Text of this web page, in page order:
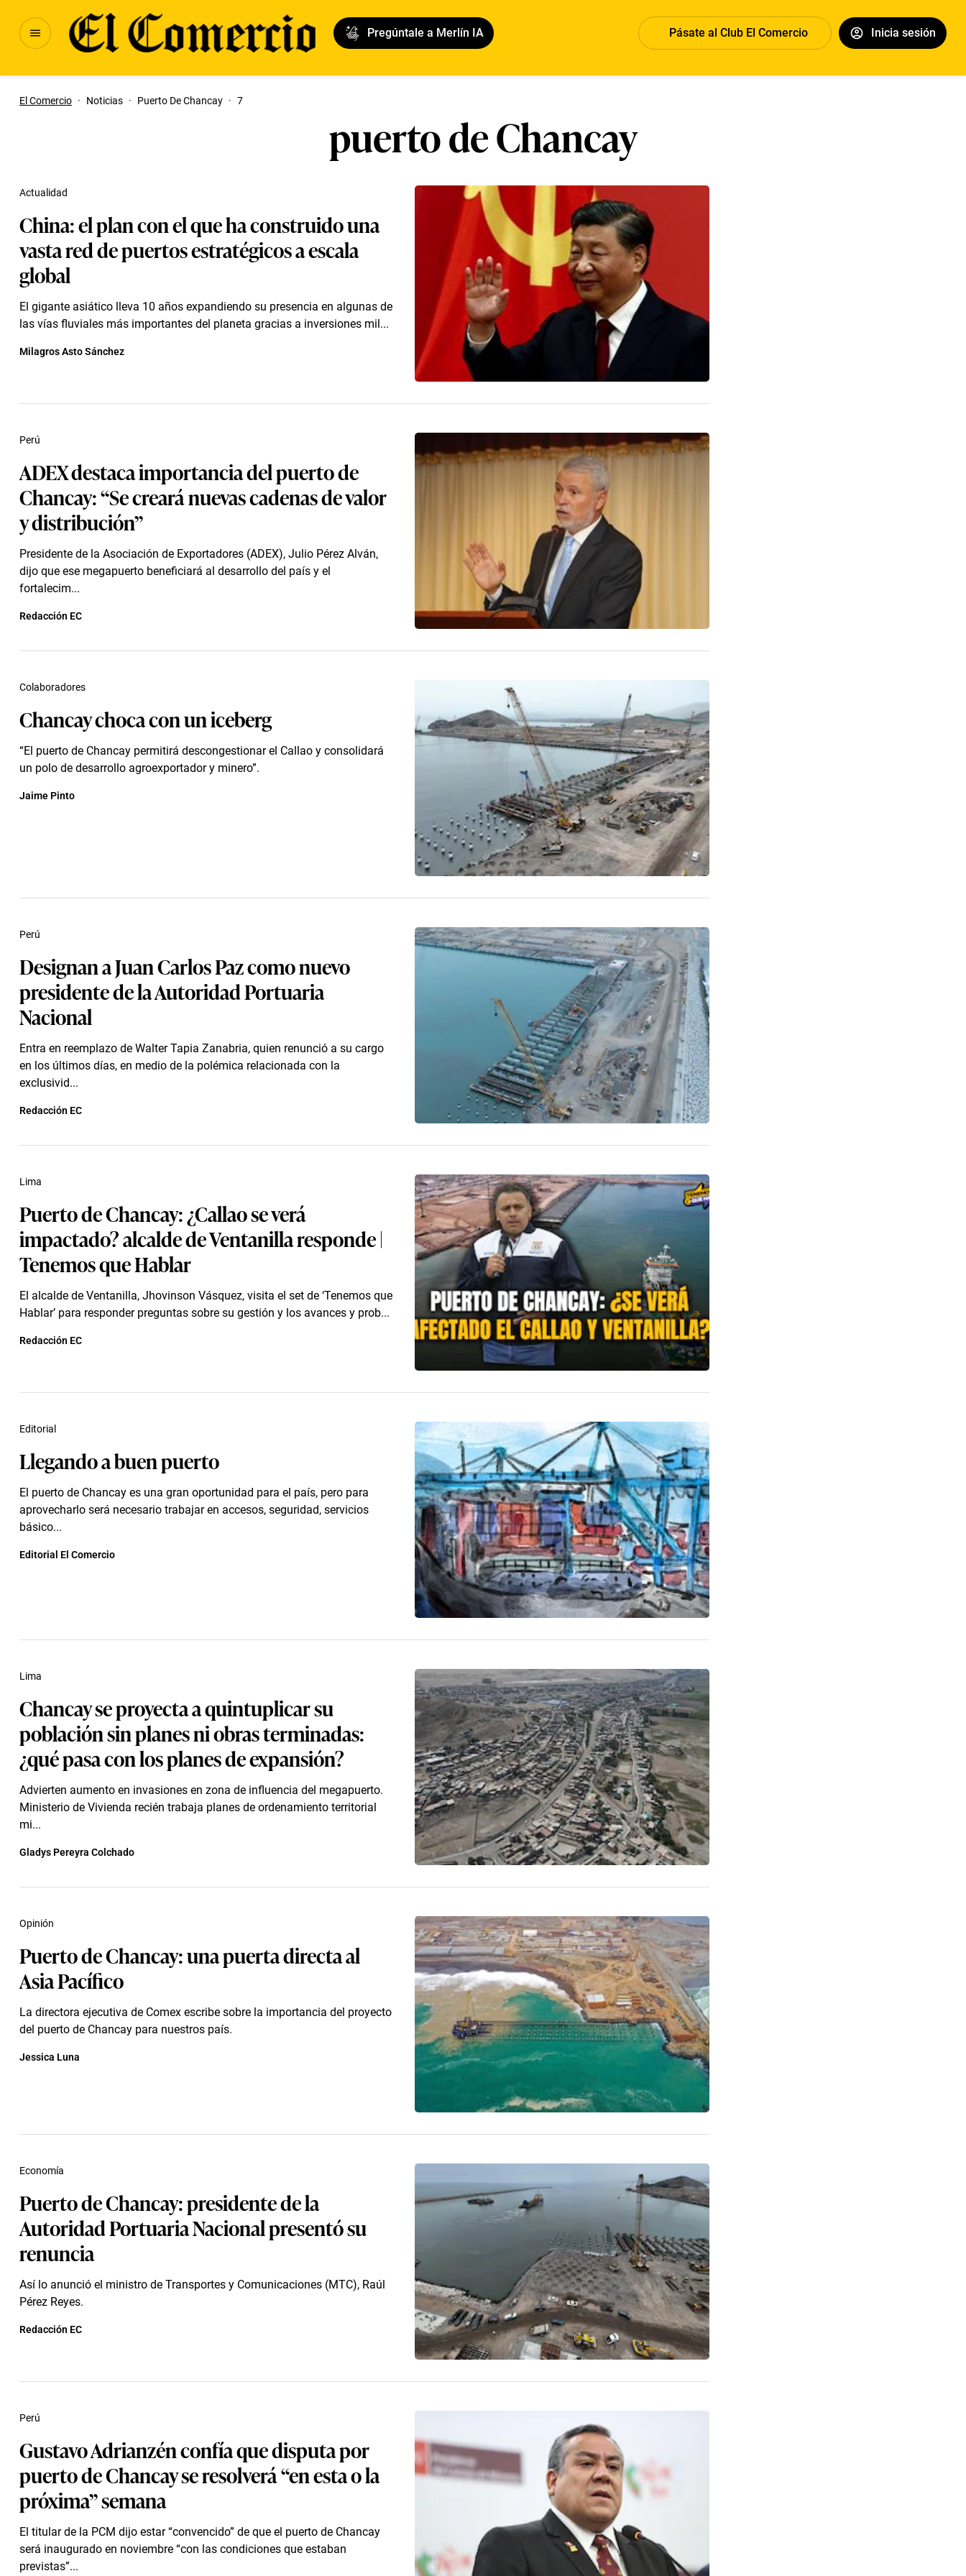
Pregúntale a Merlín IA Pásate al Club El Comercio Inicia sesión
El Comercio · Noticias · Puerto De Chancay · 7
puerto de Chancay
China: el plan con el que ha construido una
vasta red de puertos estratégicos a escala
global
El gigante asiático lleva 10 años expandiendo su presencia en algunas de
las vías fluviales más importantes del planeta gracias a inversiones mil...
Actualidad
Milagros Asto Sánchez
ADEX destaca importancia del puerto de
Chancay: “Se creará nuevas cadenas de valor
y distribución”
Presidente de la Asociación de Exportadores (ADEX), Julio Pérez Alván,
dijo que ese megapuerto beneficiará al desarrollo del país y el
fortalecim...
Perú
Redacción EC
Chancay choca con un iceberg
“El puerto de Chancay permitirá descongestionar el Callao y consolidará
un polo de desarrollo agroexportador y minero”.
Colaboradores
Jaime Pinto
Designan a Juan Carlos Paz como nuevo
presidente de la Autoridad Portuaria
Nacional
Entra en reemplazo de Walter Tapia Zanabria, quien renunció a su cargo
en los últimos días, en medio de la polémica relacionada con la
exclusivid...
Perú
Redacción EC
Puerto de Chancay: ¿Callao se verá
impactado? alcalde de Ventanilla responde |
Tenemos que Hablar
El alcalde de Ventanilla, Jhovinson Vásquez, visita el set de ‘Tenemos que
Hablar’ para responder preguntas sobre su gestión y los avances y prob...
Lima
Redacción EC
Llegando a buen puerto
El puerto de Chancay es una gran oportunidad para el país, pero para
aprovecharlo será necesario trabajar en accesos, seguridad, servicios
básico...
Editorial
Editorial El Comercio
Chancay se proyecta a quintuplicar su
población sin planes ni obras terminadas:
¿qué pasa con los planes de expansión?
Advierten aumento en invasiones en zona de influencia del megapuerto.
Ministerio de Vivienda recién trabaja planes de ordenamiento territorial
mi...
Lima
Gladys Pereyra Colchado
Puerto de Chancay: una puerta directa al
Asia Pacífico
La directora ejecutiva de Comex escribe sobre la importancia del proyecto
del puerto de Chancay para nuestros país.
Opinión
Jessica Luna
Puerto de Chancay: presidente de la
Autoridad Portuaria Nacional presentó su
renuncia
Así lo anunció el ministro de Transportes y Comunicaciones (MTC), Raúl
Pérez Reyes.
Economía
Redacción EC
Gustavo Adrianzén confía que disputa por
puerto de Chancay se resolverá “en esta o la
próxima” semana
El titular de la PCM dijo estar “convencido” de que el puerto de Chancay
será inaugurado en noviembre “con las condiciones que estaban
previstas”...
Perú